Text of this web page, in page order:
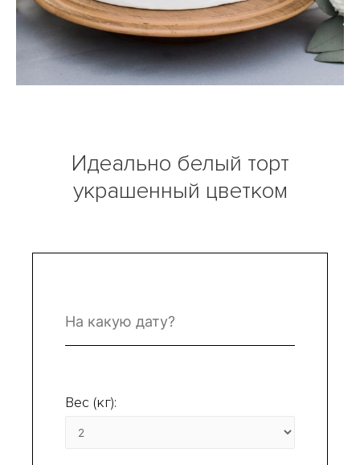
Идеально белый торт
украшенный цветком
Вес (кг):